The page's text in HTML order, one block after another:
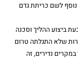
נוסף לשם כריתת גדם
ביצוע ההליך וסכנה
שלא התגלתה טרום
נדירים, זה